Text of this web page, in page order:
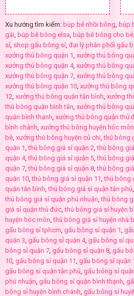
Xu hướng tìm kiếm: búp bê nhồi bông búp
gái búp bê bông elsa búp bê bông cho bé
sỉ shop gấu bông sỉ đại lý phân phối gấu
xưởng thú bông quận 1 xưởng thú bông
xưởng thú bông quận 4, xưởng thú bông
xưởng thú bông quận 7 xưởng thú bông
xưởng thú bông quận 10 xưởng thú bông
12 xưởng thú bông quận tân bình xưởng
thú bông quận bình tân xưởng thú bông
quận bình thạnh xưởng thú bông quận thủ
bình chánh xưởng thú bông huyện hóc môn
bè xưởng thú bông huyện củ chi ,thú bông
quận 1 ,thú bông giá sỉ quận 2 ,thú bông
quận 4,thú bông giá sỉ quận 5 ,thú bông
quận 7 ,thú bông giá sỉ quận 8 ,thú bông
quận 10 ,thú bông giá sỉ quận 11 ,thú bông
quận tân bình ,thú bông giá sỉ quận tân phú
thú bông giá sỉ quận phú nhuận ,thú bông
giá sỉ quận thủ đức ,thú bông giá sỉ huyện
huyện hóc môn ,thú bông giá sỉ huyện nhà
gấu bông sỉ tphcm gấu bông sỉ quận 1
quận 3 gấu bông sỉ quận 4, gấu bông sỉ
bông sỉ quận 7 gấu bông sỉ quận 8 gấu
10 gấu bông sỉ quận 11 gấu bông sỉ quận
gấu bông sỉ quận tân phú gấu bông sỉ
phú nhuận gấu bông sỉ quận bình thạnh
bông sỉ huyện bình chánh gấu bông sỉ